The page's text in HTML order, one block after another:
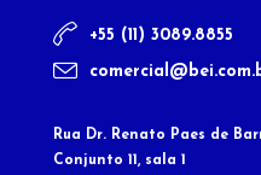
+55 (11) 3089.8855
Rua Dr. Renato Paes de
Conjunto 11, sala 1